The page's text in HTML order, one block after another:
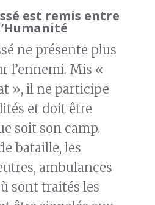
est remis entre
ne présente plus
l’ennemi. Mis «
», il ne participe
et doit être
soit son camp.
bataille, les
ambulances
sont traités les